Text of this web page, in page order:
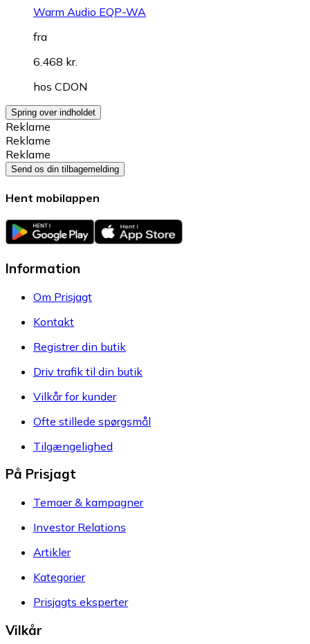
Warm Audio EQP-WA
fra
6.468 kr.
hos CDON
Spring over indholdet
Reklame
Reklame
Reklame
Send os din tilbagemelding
Hent mobilappen
Information
Om Prisjagt
Kontakt
Registrer din butik
Driv trafik til din butik
Vilkår for kunder
Ofte stillede spørgsmål
Tilgængelighed
På Prisjagt
Temaer & kampagner
Investor Relations
Artikler
Kategorier
Prisjagts eksperter
Vilkår